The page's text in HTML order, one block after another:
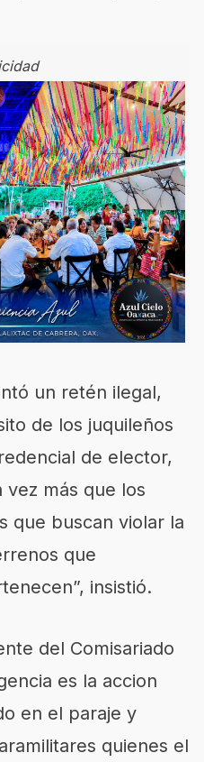
un retén ilegal,
de los juquileños
de elector,
vez más que los
que buscan violar la
que
insistió.
del Comisariado
es la accion
en el paraje y
quienes el